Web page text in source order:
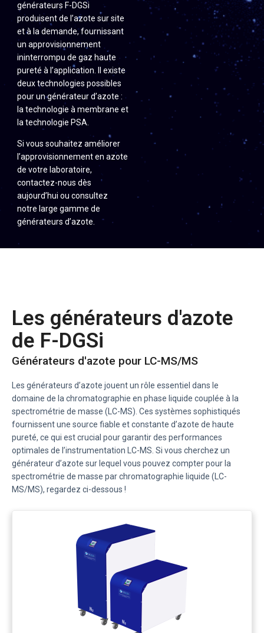
générateurs F-DGSi
produisent de l’azote sur site
et à la demande, fournissant
un approvisionnement
ininterrompu de gaz haute
pureté à l’application. Il existe
deux technologies possibles
pour un générateur d’azote :
la technologie à membrane et
la technologie PSA.
Si vous souhaitez améliorer
l’approvisionnement en azote
de votre laboratoire,
contactez-nous dès
aujourd’hui ou consultez
notre large gamme de
générateurs d’azote.
Les générateurs d'azote
de F-DGSi
Générateurs d'azote pour LC-MS/MS
Les générateurs d’azote jouent un rôle essentiel dans le
domaine de la chromatographie en phase liquide couplée à la
spectrométrie de masse (LC-MS). Ces systèmes sophistiqués
fournissent une source fiable et constante d’azote de haute
pureté, ce qui est crucial pour garantir des performances
optimales de l’instrumentation LC-MS. Si vous cherchez un
générateur d’azote sur lequel vous pouvez compter pour la
spectrométrie de masse par chromatographie liquide (LC-
MS/MS), regardez ci-dessous !